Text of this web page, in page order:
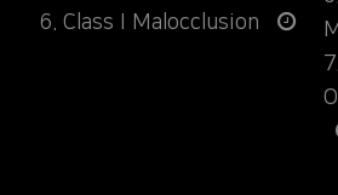
6. Class I Malocclusion